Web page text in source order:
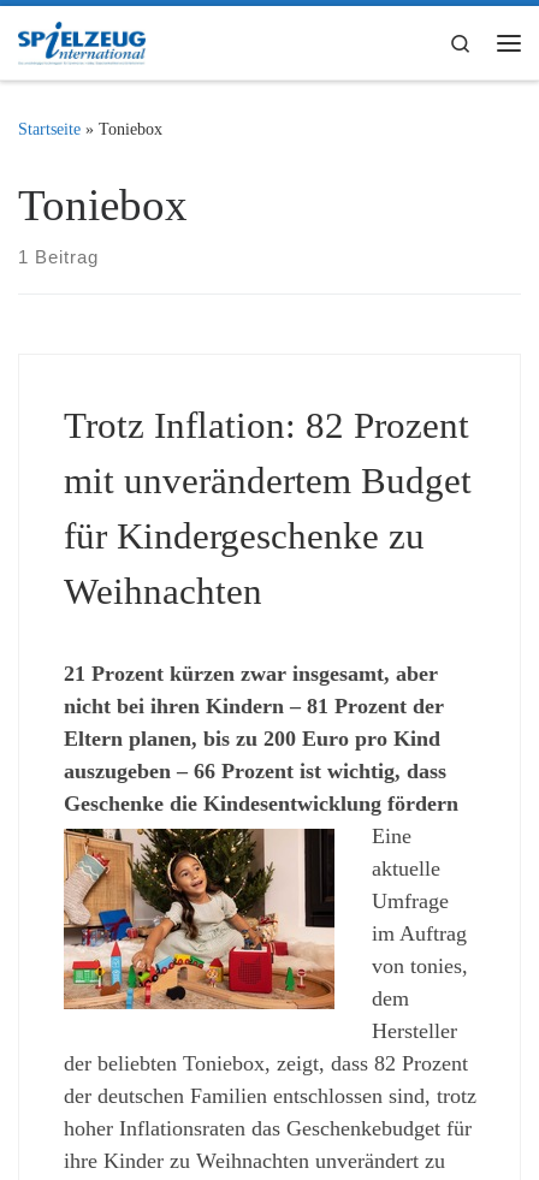
Zum Inhalt springen
Search
Startseite » Toniebox
Toniebox
1 Beitrag
Trotz Inflation: 82 Prozent
mit unverändertem Budget
für Kindergeschenke zu
Weihnachten
21 Prozent kürzen zwar insgesamt, aber
nicht bei ihren Kindern – 81 Prozent der
Eltern planen, bis zu 200 Euro pro Kind
auszugeben – 66 Prozent ist wichtig, dass
Geschenke die Kindesentwicklung fördern
Eine
aktuelle
Umfrage
im Auftrag
von tonies,
dem
Hersteller
der beliebten Toniebox, zeigt, dass 82 Prozent
der deutschen Familien entschlossen sind, trotz
hoher Inflationsraten das Geschenkebudget für
ihre Kinder zu Weihnachten unverändert zu